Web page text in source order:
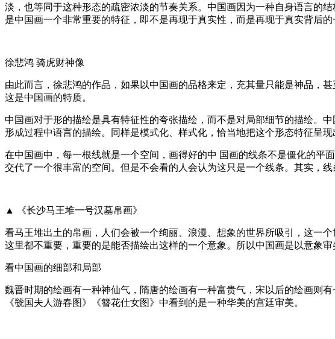
淡，也等同于这种形态的疏密浓淡的节奏关系。中国画因为一种自身语言的
是中国画一个非常重要的特征，即不是再现于真实性，而是再现于真实背后
徐悲鸿 骑虎财神像
由此而言，徐悲鸿的作品，如果以中国画的品格来定，充其量只能是神品，
这是中国画的特质。
中国画对于形的描绘是具有特征性的夸张描绘，而不是对局部细节的描绘。
形成过程中语言的描绘。同样是模式化、样式化，恰当地把这个形态特征呈
在中国画中，每一根线就是一个空间，画得好的中 国画的线条不是僵化的平
交代了一个很丰富的空间。但是不会看的人会认为这只是一个线条。其实，线
▲ 《长沙马王堆一号汉墓帛画》
看马王堆出土的帛画，人们会被一个绚丽、浪漫、想象的世界所吸引，这一
这里都不重要，重要的是能否描绘出这样的一个意象。所以中国画是以意象审
看中国画的细部和局部
魏晋时期的绘画有一种神仙气，隋唐的绘画有一种富贵气，宋以后的绘画则
《虢国夫人游春图》《簪花仕女图》中看到的是一种华美的宫廷审美。